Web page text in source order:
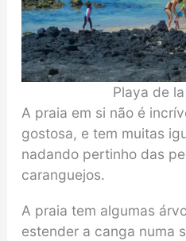
Playa de
A praia em si não é
gostosa, e tem muitas
nadando pertinho das
caranguejos.
A praia tem algumas
estender a canga numa